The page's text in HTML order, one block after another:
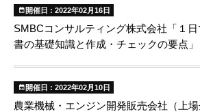
開催日 : 2022年02月16日
SMBCコンサルティング株式会社「１
書の基礎知識と作成・チェックの要点」
開催日 : 2022年02月10日
農業機械・エンジン開発販売会社（上